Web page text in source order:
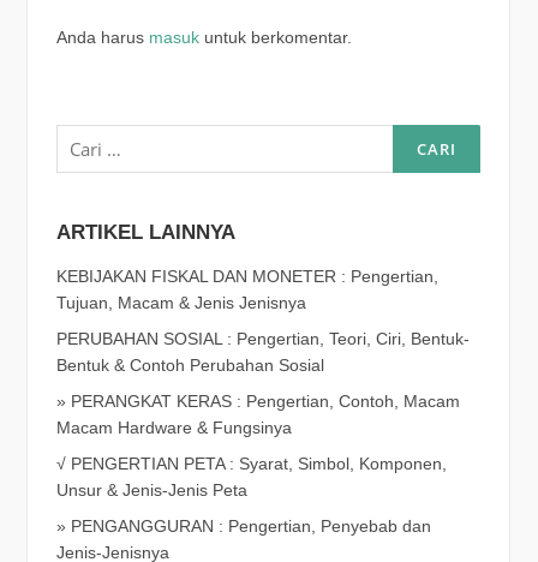
Anda harus masukuntuk berkomentar.
Cari
untuk:
ARTIKEL LAINNYA
KEBIJAKAN FISKAL DAN MONETER : Pengertian,
Tujuan, Macam & Jenis Jenisnya
PERUBAHAN SOSIAL : Pengertian, Teori, Ciri, Bentuk-
Bentuk & Contoh Perubahan Sosial
» PERANGKAT KERAS : Pengertian, Contoh, Macam
Macam Hardware & Fungsinya
√ PENGERTIAN PETA : Syarat, Simbol, Komponen,
Unsur & Jenis-Jenis Peta
» PENGANGGURAN : Pengertian, Penyebab dan
Jenis-Jenisnya